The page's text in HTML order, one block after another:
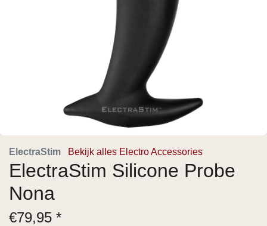
ElectraStim Bekijk alles Electro Accessories
ElectraStim Silicone Probe
Nona
€79,95 *